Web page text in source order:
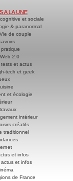
A LA UNE
et sociale
& paranormal
de couple
2.0
et actus
tech et geek
et écologie
intérieur
créatifs
traditionnel
et infos
actus et infos
de France